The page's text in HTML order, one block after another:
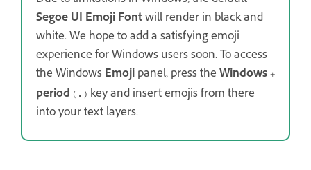
Segoe UI Emoji Fontwill render in black and
white. We hope to add a satisfying emoji
experience for Windows users soon. To access
the WindowsEmojipanel, press theWindows+
period ( . ) key and insert emojis from there
into your text layers.